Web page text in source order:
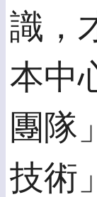
識，
本中
團隊
技術